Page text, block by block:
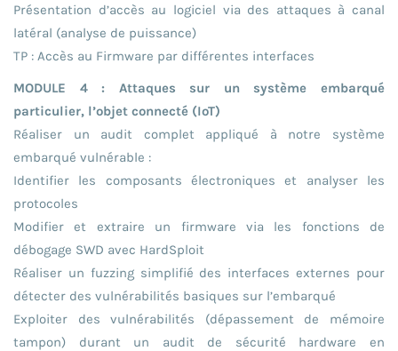
Présentation d’accès au logiciel via des attaques à canal
latéral (analyse de puissance)
TP : Accès au Firmware par différentes interfaces
MODULE 4 : Attaques sur un système embarqué
particulier, l’objet connecté (IoT)
Réaliser un audit complet appliqué à notre système
embarqué vulnérable :
Identifier les composants électroniques et analyser les
protocoles
Modifier et extraire un firmware via les fonctions de
débogage SWD avec HardSploit
Réaliser un fuzzing simplifié des interfaces externes pour
détecter des vulnérabilités basiques sur l’embarqué
Exploiter des vulnérabilités (dépassement de mémoire
tampon) durant un audit de sécurité hardware en